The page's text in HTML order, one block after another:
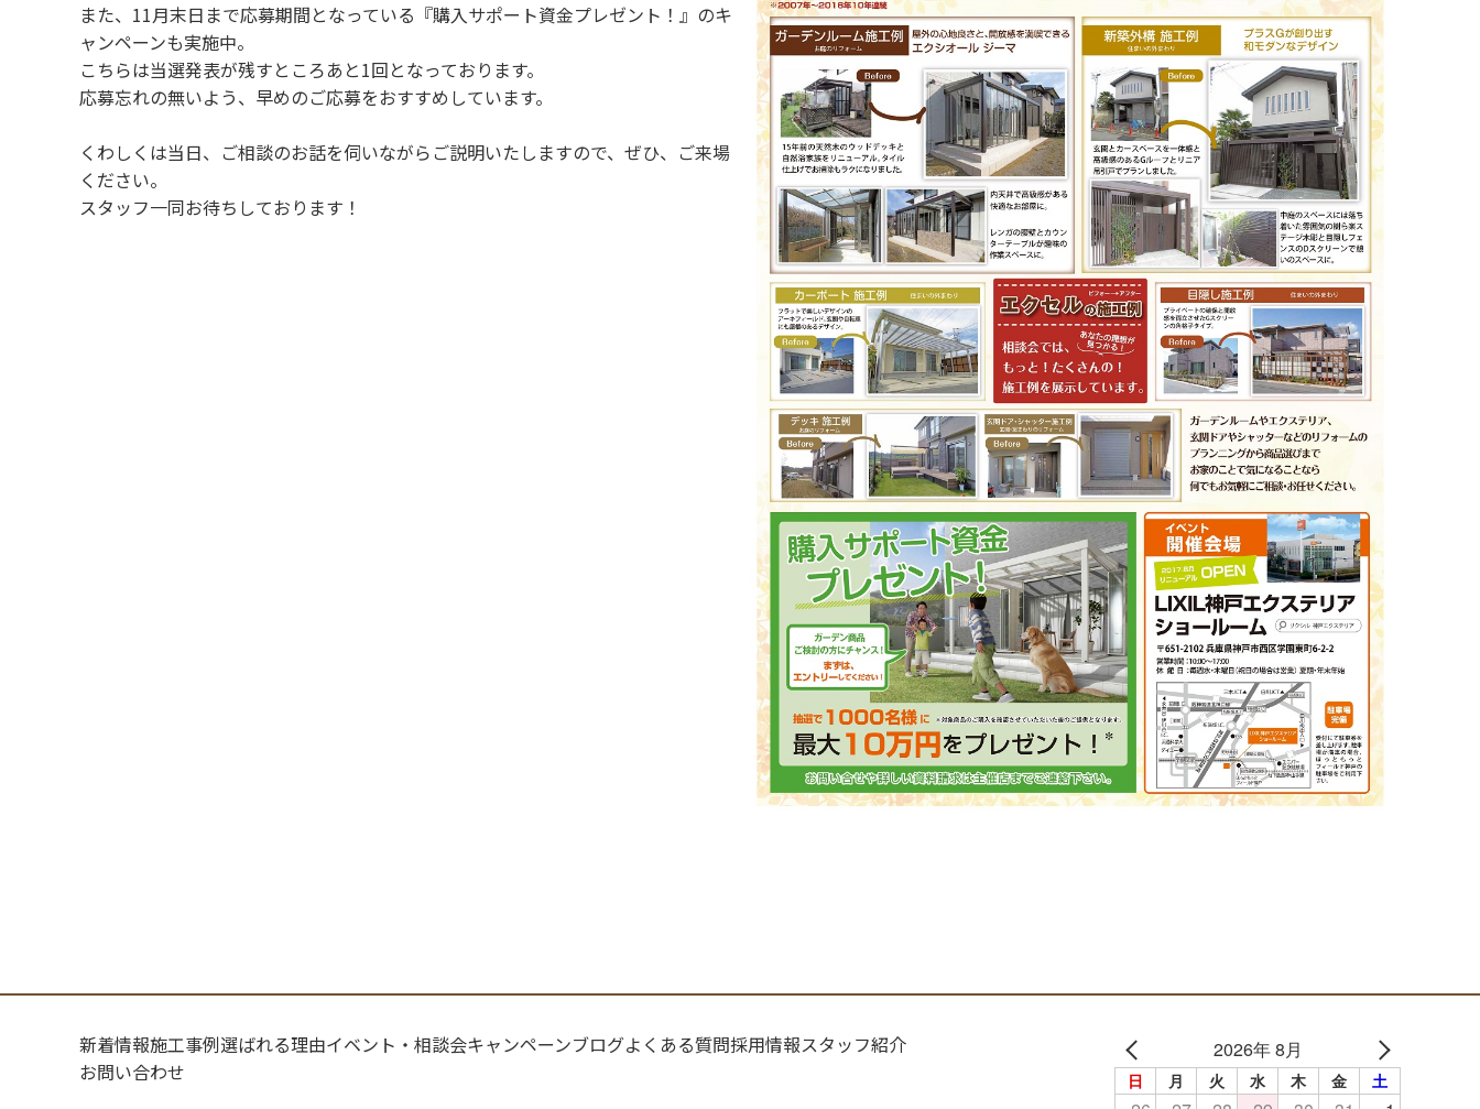
また、11月末日まで応募期間となっている『購入サポート資金プレゼント！』のキ
ャンペーンも実施中。
こちらは当選発表が残すところあと1回となっております。
応募忘れの無いよう、早めのご応募をおすすめしています。
くわしくは当日、ご相談のお話を伺いながらご説明いたしますので、ぜひ、ご来場
ください。
スタッフ一同お待ちしております！
新着情報施工事例選ばれる理由イベント・相談会キャンペーンブログよくある質問採用情報スタッフ紹介
お問い合わせ
2026年 8月
日 月 火 水 木 金 土